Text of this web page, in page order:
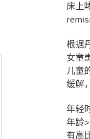
床上
根据
女童
儿童
缓解
年轻
年龄
有高